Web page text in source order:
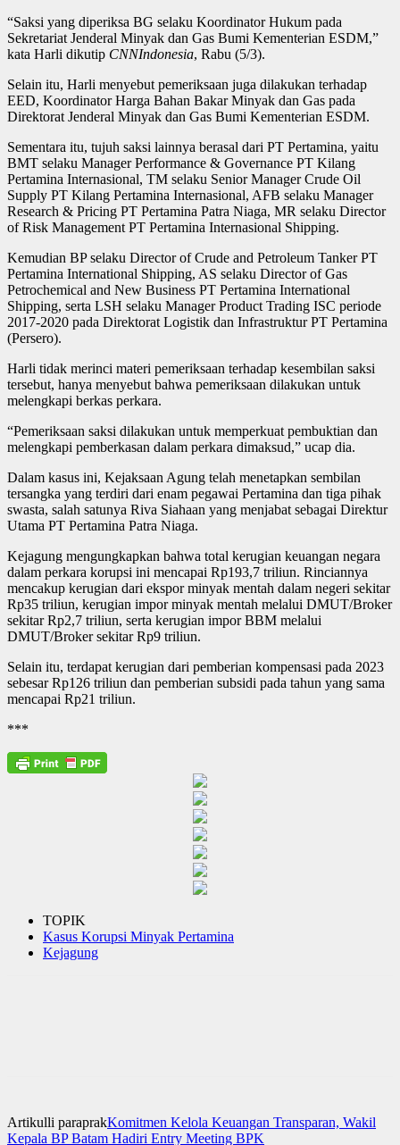
“Saksi yang diperiksa BG selaku Koordinator Hukum pada
Sekretariat Jenderal Minyak dan Gas Bumi Kementerian ESDM,”
kata Harli dikutip CNNIndonesia, Rabu (5/3).
Selain itu, Harli menyebut pemeriksaan juga dilakukan terhadap
EED, Koordinator Harga Bahan Bakar Minyak dan Gas pada
Direktorat Jenderal Minyak dan Gas Bumi Kementerian ESDM.
Sementara itu, tujuh saksi lainnya berasal dari PT Pertamina, yaitu
BMT selaku Manager Performance & Governance PT Kilang
Pertamina Internasional, TM selaku Senior Manager Crude Oil
Supply PT Kilang Pertamina Internasional, AFB selaku Manager
Research & Pricing PT Pertamina Patra Niaga, MR selaku Director
of Risk Management PT Pertamina Internasional Shipping.
Kemudian BP selaku Director of Crude and Petroleum Tanker PT
Pertamina International Shipping, AS selaku Director of Gas
Petrochemical and New Business PT Pertamina International
Shipping, serta LSH selaku Manager Product Trading ISC periode
2017-2020 pada Direktorat Logistik dan Infrastruktur PT Pertamina
(Persero).
Harli tidak merinci materi pemeriksaan terhadap kesembilan saksi
tersebut, hanya menyebut bahwa pemeriksaan dilakukan untuk
melengkapi berkas perkara.
“Pemeriksaan saksi dilakukan untuk memperkuat pembuktian dan
melengkapi pemberkasan dalam perkara dimaksud,” ucap dia.
Dalam kasus ini, Kejaksaan Agung telah menetapkan sembilan
tersangka yang terdiri dari enam pegawai Pertamina dan tiga pihak
swasta, salah satunya Riva Siahaan yang menjabat sebagai Direktur
Utama PT Pertamina Patra Niaga.
Kejagung mengungkapkan bahwa total kerugian keuangan negara
dalam perkara korupsi ini mencapai Rp193,7 triliun. Rinciannya
mencakup kerugian dari ekspor minyak mentah dalam negeri sekitar
Rp35 triliun, kerugian impor minyak mentah melalui DMUT/Broker
sekitar Rp2,7 triliun, serta kerugian impor BBM melalui
DMUT/Broker sekitar Rp9 triliun.
Selain itu, terdapat kerugian dari pemberian kompensasi pada 2023
sebesar Rp126 triliun dan pemberian subsidi pada tahun yang sama
mencapai Rp21 triliun.
***
TOPIK
Kasus Korupsi Minyak Pertamina
Kejagung
Artikulli paraprakKomitmen Kelola Keuangan Transparan, Wakil
Kepala BP Batam Hadiri Entry Meeting BPK